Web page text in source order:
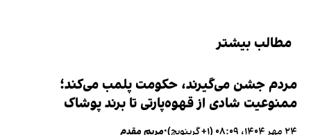
مطالب بیشتر
مردم جشن می‌گیرند، حکومت پلمب می‌کند؛
ممنوعیت شادی از قهوه‌پارتی تا برند پوشاک
۲۴ مهر ۱۴۰۴، ۰۸:۰۹ (‎+۱ گرینویچ) •مریم مقدم